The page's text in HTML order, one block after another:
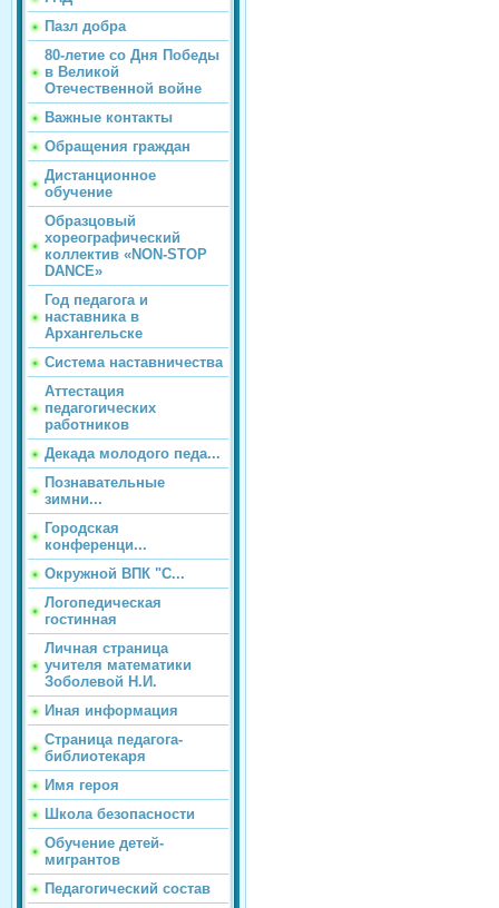
Пазл добра
80-летие со Дня Победы
в Великой
Отечественной войне
Важные контакты
Обращения граждан
Дистанционное
обучение
Образцовый
хореографический
коллектив «NON-STOP
DANCE»
Год педагога и
наставника в
Архангельске
Система наставничества
Аттестация
педагогических
работников
Декада молодого педа...
Познавательные
зимни...
Городская
конференци...
Окружной ВПК "С...
Логопедическая
гостинная
Личная страница
учителя математики
Зоболевой Н.И.
Иная информация
Страница педагога-
библиотекаря
Имя героя
Школа безопасности
Обучение детей-
мигрантов
Педагогический состав